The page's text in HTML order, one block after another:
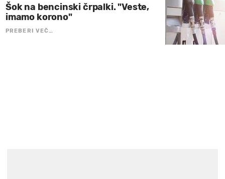
Šok na bencinski črpalki. "Veste,
imamo korono"
PREBERI VEČ…